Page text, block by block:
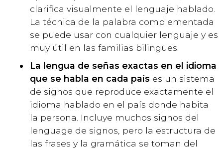
clarifica visualmente el lenguaje hablado.
La técnica de la palabra complementada
se puede usar con cualquier lenguaje y es
muy útil en las familias bilingües.
La lengua de señas exactas en el idioma
que se habla en cada país es un sistema
de signos que reproduce exactamente el
idioma hablado en el país donde habita
la persona. Incluye muchos signos del
lenguage de signos, pero la estructura de
las frases y la gramática se toman del